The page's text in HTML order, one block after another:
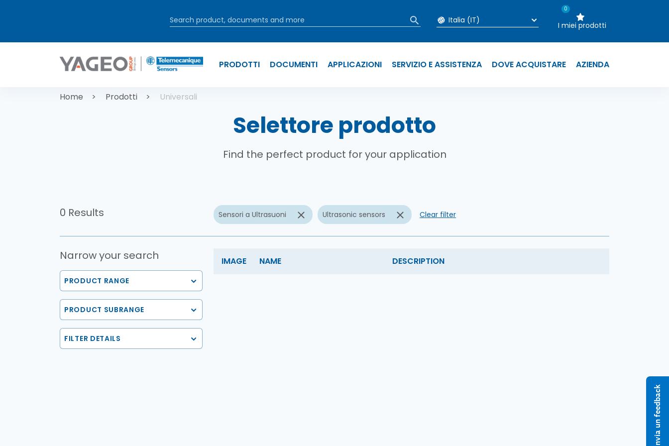
0
I miei prodotti
PRODOTTI DOCUMENTI APPLICAZIONI SERVIZIO E ASSISTENZA DOVE ACQUISTARE AZIENDA
Briciole di pane
Home Prodotti Universali
Selettore prodotto
Find the perfect product for your application
0 Results Sensori a Ultrasuoni Ultrasonic sensors Clear filter
Narrow your search
PRODUCT RANGE
PRODUCT SUBRANGE
FILTER DETAILS
IMAGE NAME DESCRIPTION
Invia un feedback